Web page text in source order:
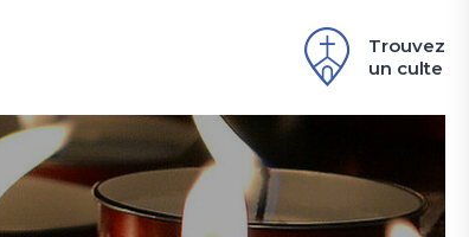
Trouvez
un culte